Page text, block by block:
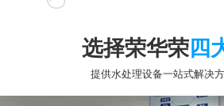
选择荣华荣四
提供水处理设备一站式解决